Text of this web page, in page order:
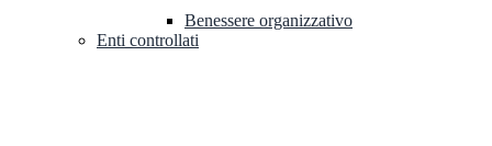
Benessere organizzativo
Enti controllati